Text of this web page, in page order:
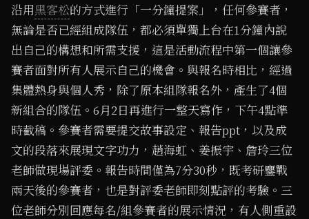
沿用黑客松的方式進行「一分鐘提案」，任何參賽者，
無論是否已經組成隊伍，都必須單獨上台在1分鐘內說
出自己的構想和所需支援，這是活動流程中第一個讓參
賽者面對所有人展示自己的機會。與報名時相比，經過
集體熱身與個人秀，除了原本組隊報名外，產生了4個
新組合的隊伍。6月2日再進行一整天寫作，下午4點準
時截稿。參賽者需要提交故事設定、報告ppt，以及成
文的段落來展現文字功力，趙海虹、姜振宇、詹玲三位
老師做現場評委。報告時間僅為7分30秒，既考研鏖戰
兩天後的參賽者，也是對評委老師即刻點評的考驗。三
位老師分別回應每名/組參賽者的展示情況，有人側重設